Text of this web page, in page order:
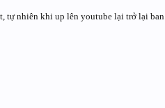
tự nhiên khi up lên youtube lại trở lại ban